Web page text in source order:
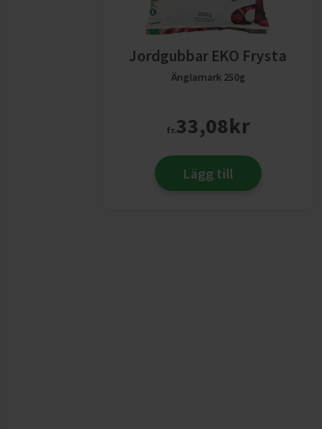
Jordgubbar EKO Frysta
Änglamark 250g
fr.33,08kr
Lägg till